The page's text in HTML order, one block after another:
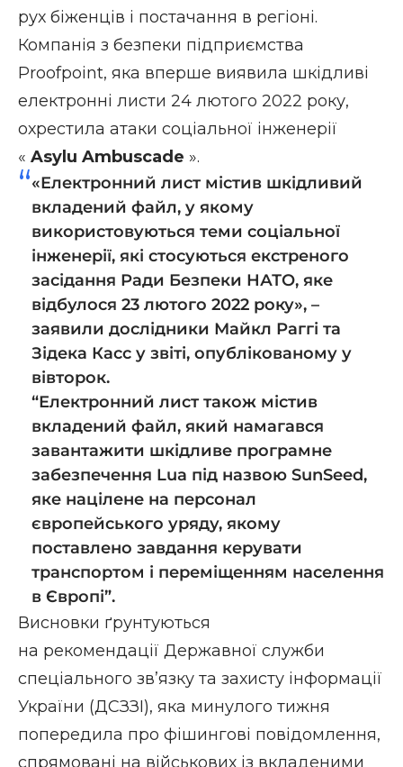
рух біженців і постачання в регіоні.
Компанія з безпеки підприємства
Proofpoint, яка вперше виявила шкідливі
електронні листи 24 лютого 2022 року,
охрестила атаки соціальної інженерії
« Asylu Ambuscade ».
«Електронний лист містив шкідливий
вкладений файл, у якому
використовуються теми соціальної
інженерії, які стосуються екстреного
засідання Ради Безпеки НАТО, яке
відбулося 23 лютого 2022 року», –
заявили дослідники Майкл Раггі та
Зідека Касс у звіті, опублікованому у
вівторок.
“Електронний лист також містив
вкладений файл, який намагався
завантажити шкідливе програмне
забезпечення Lua під назвою SunSeed,
яке націлене на персонал
європейського уряду, якому
поставлено завдання керувати
транспортом і переміщенням населення
в Європі”.
Висновки ґрунтуються
на рекомендації Державної служби
спеціального зв’язку та захисту інформації
України (ДСЗЗІ), яка минулого тижня
попередила про фішингові повідомлення,
спрямовані на військових із вкладеними